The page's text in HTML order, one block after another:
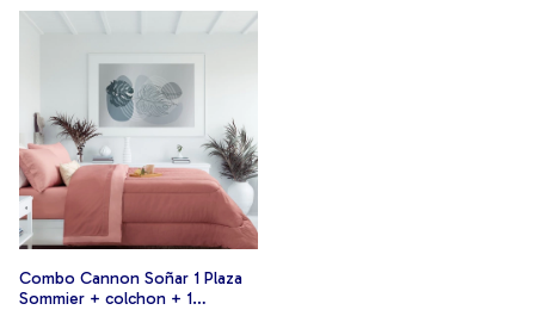
Combo Cannon Soñar 1 Plaza
Sommier + colchon + 1